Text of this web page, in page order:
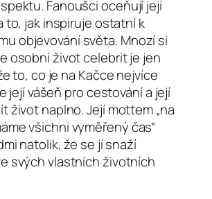
Fanoušci oceňují její
to, jak inspiruje ostatní k
objevování světa. Mnozí si
osobní život celebrit je jen
to, co je na Kačce nejvíce
její vášeň pro cestování a její
život naplno. Její mottem „na
všichni vyměřený čas“
natolik, že se jí snaží
svých vlastních životních